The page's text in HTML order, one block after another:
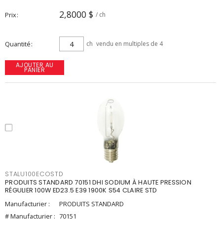
Prix 2,8000 $ / ch
Quantité ch vendu en multiples de 4
AJOUTER AU
PANIER
STALU100ECOSTD
PRODUITS STANDARD 70151 DHI SODIUM À HAUTE PRESSION
RÉGULIER 100W ED23.5 E39 1900K S54 CLAIRE STD
Manufacturier :
PRODUITS STANDARD
# Manufacturier : 70151